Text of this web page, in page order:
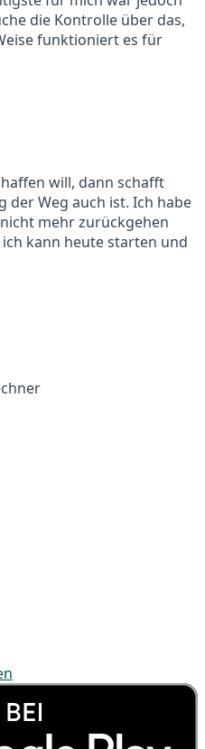
die Kontrolle über das,
funktioniert es für
will, dann schafft
der Weg auch ist. Ich habe
mehr zurückgehen
kann heute starten und